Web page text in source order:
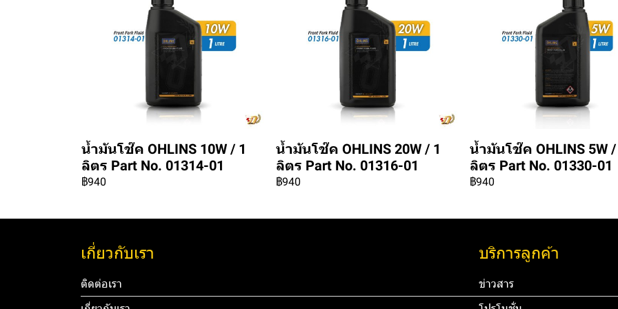
น้ำมันโช๊ค OHLINS 10W / 1
ลิตร Part No. 01314-01
฿940
น้ำมันโช๊ค OHLINS 20W / 1
ลิตร Part No. 01316-01
฿940
น้ำมันโช๊ค OHLINS 5W
ลิตร Part No. 01330-01
฿940
เกี่ยวกับเรา
ติดต่อเรา
บริการลูกค้า
ข่าวสาร